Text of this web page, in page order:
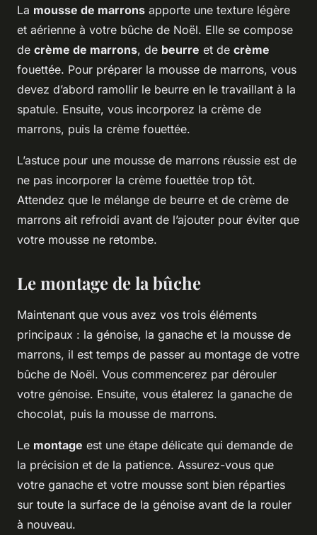
La mousse de marrons apporte une texture légère
et aérienne à votre bûche de Noël. Elle se compose
de crème de marrons, de beurre et de crème
fouettée. Pour préparer la mousse de marrons, vous
devez d’abord ramollir le beurre en le travaillant à la
spatule. Ensuite, vous incorporez la crème de
marrons, puis la crème fouettée.
L’astuce pour une mousse de marrons réussie est de
ne pas incorporer la crème fouettée trop tôt.
Attendez que le mélange de beurre et de crème de
marrons ait refroidi avant de l’ajouter pour éviter que
votre mousse ne retombe.
Le montage de la bûche
Maintenant que vous avez vos trois éléments
principaux : la génoise, la ganache et la mousse de
marrons, il est temps de passer au montage de votre
bûche de Noël. Vous commencerez par dérouler
votre génoise. Ensuite, vous étalerez la ganache de
chocolat, puis la mousse de marrons.
Le montage est une étape délicate qui demande de
la précision et de la patience. Assurez-vous que
votre ganache et votre mousse sont bien réparties
sur toute la surface de la génoise avant de la rouler
à nouveau.